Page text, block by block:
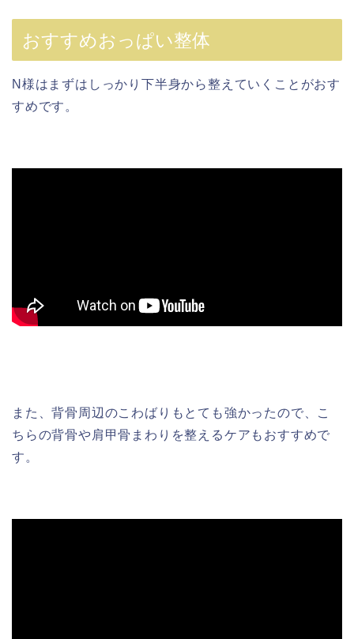
おすすめおっぱい整体
N様はまずはしっかり下半身から整えていくことがおす
すめです。
また、背骨周辺のこわばりもとても強かったので、こ
ちらの背骨や肩甲骨まわりを整えるケアもおすすめで
す。